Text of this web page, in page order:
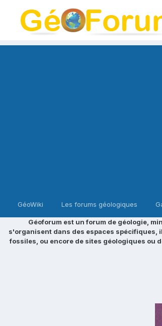
GéoWiki Les forums géologiques
Géoforum est un forum de géologie,
s'organisent dans des espaces spécifiques,
fossiles, ou encore de sites géologiques ou